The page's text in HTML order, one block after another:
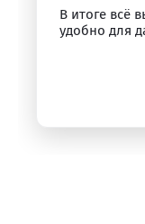
В итоге всё
удобно для